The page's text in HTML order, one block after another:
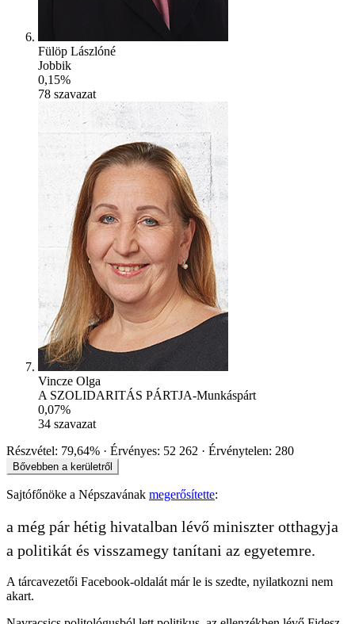
Fülöp Lászlóné
Jobbik
0,15%
78 szavazat
Vincze Olga
A SZOLIDARITÁS PÁRTJA-Munkáspárt
0,07%
34 szavazat
Részvétel: 79,64% Érvényes: 52 262 Érvénytelen: 280
Bővebben a kerületről
Sajtófőnöke a Népszavának megerősítette:
a még pár hétig hivatalban lévő miniszter otthagyja
a politikát és visszamegy tanítani az egyetemre.
A tárcavezetői Facebook-oldalát már le is szedte, nyilatkozni nem
akart.